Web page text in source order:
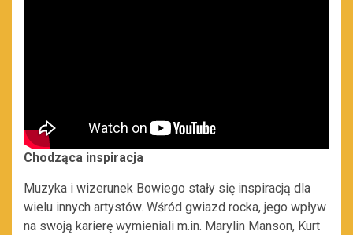
Chodząca inspiracja
Muzyka i wizerunek Bowiego stały się inspiracją dla
wielu innych artystów. Wśród gwiazd rocka, jego wpływ
na swoją karierę wymieniali m.in. Marylin Manson, Kurt